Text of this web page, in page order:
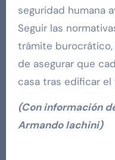
seguridad humana
Seguir las
trámite
de asegurar que
casa tras edificar
(Con información
Armando Iachini)